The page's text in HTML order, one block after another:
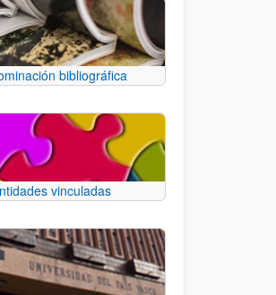
bibliográfica
vinculadas